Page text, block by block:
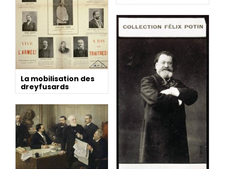
La mobilisation des
dreyfusards